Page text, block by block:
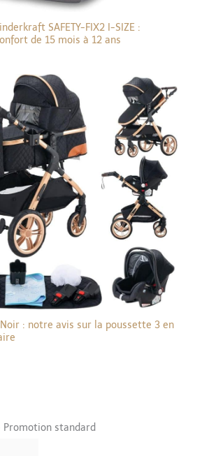
SAFETY-FIX2 I-SIZE :
de 15 mois à 12 ans
Noir : notre avis sur la poussette 3 en